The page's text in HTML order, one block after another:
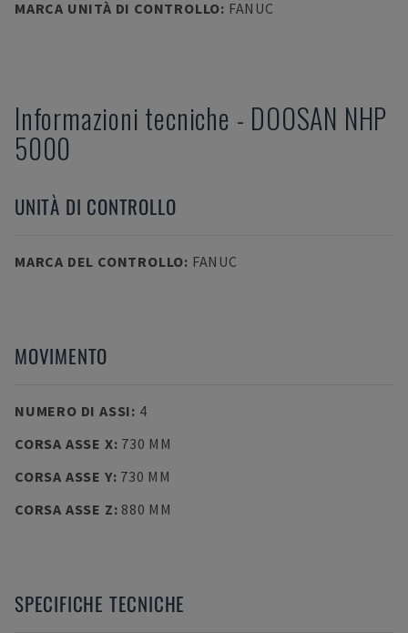
MARCA UNITÀ DI CONTROLLO: FANUC
Informazioni tecniche - DOOSAN NHP
5000
UNITÀ DI CONTROLLO
MARCA DEL CONTROLLO: FANUC
MOVIMENTO
NUMERO DI ASSI: 4
CORSA ASSE X: 730 MM
CORSA ASSE Y: 730 MM
CORSA ASSE Z: 880 MM
SPECIFICHE TECNICHE